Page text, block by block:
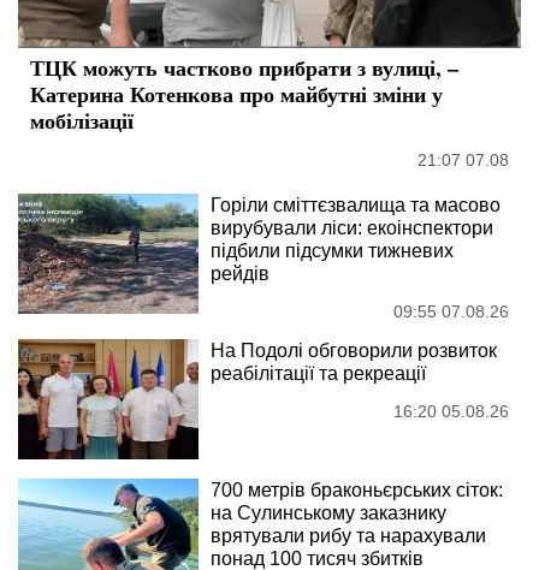
ТЦК можуть частково прибрати з вулиці, –
Катерина Котенкова про майбутні зміни у
мобілізації
21:07 07.08
Горіли сміттєзвалища та масово
вирубували ліси: екоінспектори
підбили підсумки тижневих
рейдів
09:55 07.08.26
На Подолі обговорили розвиток
реабілітації та рекреації
16:20 05.08.26
700 метрів браконьєрських сіток:
на Сулинському заказнику
врятували рибу та нарахували
понад 100 тисяч збитків